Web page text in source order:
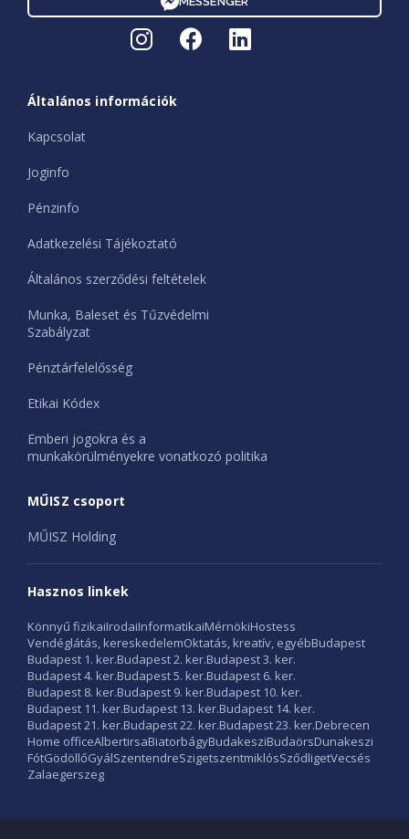
Általános információk
Kapcsolat
Joginfo
Pénzinfo
Adatkezelési Tájékoztató
Általános szerződési feltételek
Munka, Baleset és Tűzvédelmi
Szabályzat
Pénztárfelelősség
Etikai Kódex
Emberi jogokra és a
munkakörülményekre vonatkozó politika
MŰISZ csoport
MŰISZ Holding
Hasznos linkek
Könnyű fizikaiIrodaiInformatikaiMérnökiHostess
Vendéglátás, kereskedelemOktatás, kreatív, egyébBudapest
Budapest 1. ker.Budapest 2. ker.Budapest 3. ker.
Budapest 4. ker.Budapest 5. ker.Budapest 6. ker.
Budapest 8. ker.Budapest 9. ker.Budapest 10. ker.
Budapest 11. ker.Budapest 13. ker.Budapest 14. ker.
Budapest 21. ker.Budapest 22. ker.Budapest 23. ker.Debrecen
Home officeAlbertirsaBiatorbágyBudakesziBudaörsDunakeszi
FótGödöllőGyálSzentendreSzigetszentmiklósSződligetVecsés
Zalaegerszeg